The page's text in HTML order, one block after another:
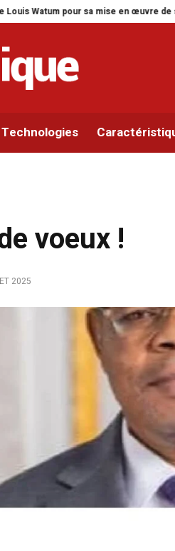
de son initiative legislative.
Technologies
voeux !
2025